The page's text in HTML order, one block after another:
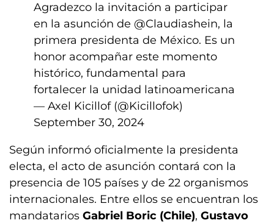
Agradezco la invitación a participar
en la asunción de @Claudiashein, la
primera presidenta de México. Es un
honor acompañar este momento
histórico, fundamental para
fortalecer la unidad latinoamericana
— Axel Kicillof (@Kicillofok)
September 30, 2024
Según informó oficialmente la presidenta
electa, el acto de asunción contará con la
presencia de 105 países y de 22 organismos
internacionales. Entre ellos se encuentran los
mandatarios Gabriel Boric (Chile), Gustavo